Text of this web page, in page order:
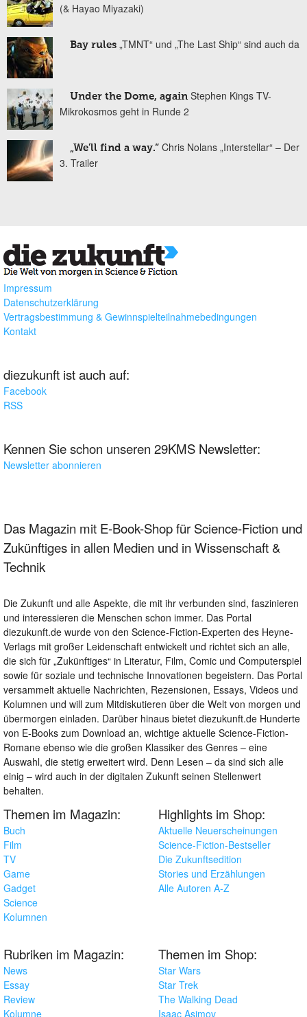
(& Hayao Miyazaki)
Bay rules „TMNT“ und „The Last Ship“ sind auch da
Under the Dome, again Stephen Kings TV-
Mikrokosmos geht in Runde 2
„We'll find a way.“ Chris Nolans „Interstellar“ – Der
3. Trailer
Impressum
Datenschutzerklärung
Vertragsbestimmung & Gewinnspielteilnahmebedingungen
Kontakt
diezukunft ist auch auf:
Facebook
RSS
Kennen Sie schon unseren 29KMS Newsletter:
Newsletter abonnieren
Das Magazin mit E-Book-Shop für Science-Fiction und
Zukünftiges in allen Medien und in Wissenschaft &
Technik
Die Zukunft und alle Aspekte, die mit ihr verbunden sind, faszinieren
und interessieren die Menschen schon immer. Das Portal
diezukunft.de wurde von den Science-Fiction-Experten des Heyne-
Verlags mit großer Leidenschaft entwickelt und richtet sich an alle,
die sich für „Zukünftiges“ in Literatur, Film, Comic und Computerspiel
sowie für soziale und technische Innovationen begeistern. Das Portal
versammelt aktuelle Nachrichten, Rezensionen, Essays, Videos und
Kolumnen und will zum Mitdiskutieren über die Welt von morgen und
übermorgen einladen. Darüber hinaus bietet diezukunft.de Hunderte
von E-Books zum Download an, wichtige aktuelle Science-Fiction-
Romane ebenso wie die großen Klassiker des Genres – eine
Auswahl, die stetig erweitert wird. Denn Lesen – da sind sich alle
einig – wird auch in der digitalen Zukunft seinen Stellenwert
behalten.
Themen im Magazin:
Buch
Film
TV
Game
Gadget
Science
Kolumnen
Highlights im Shop:
Aktuelle Neuerscheinungen
Science-Fiction-Bestseller
Die Zukunftsedition
Stories und Erzählungen
Alle Autoren A-Z
Rubriken im Magazin:
News
Essay
Review
Kolumne
Themen im Shop:
Star Wars
Star Trek
The Walking Dead
Isaac Asimov